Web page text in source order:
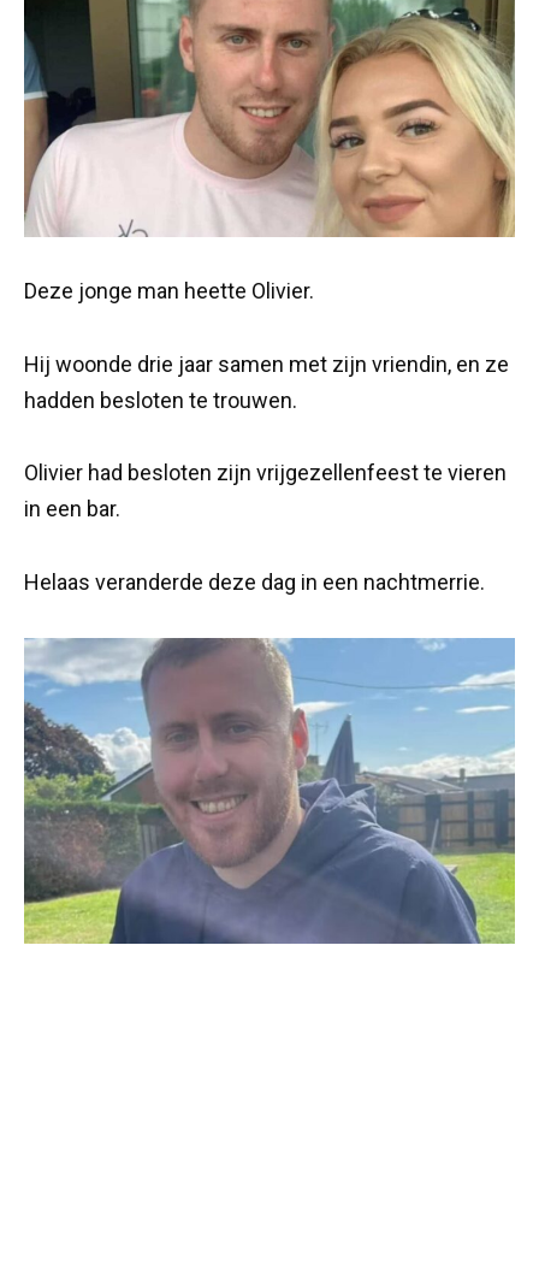
Deze jonge man heette Olivier.
Hij woonde drie jaar samen met zijn vriendin, en ze
hadden besloten te trouwen.
Olivier had besloten zijn vrijgezellenfeest te vieren
in een bar.
Helaas veranderde deze dag in een nachtmerrie.